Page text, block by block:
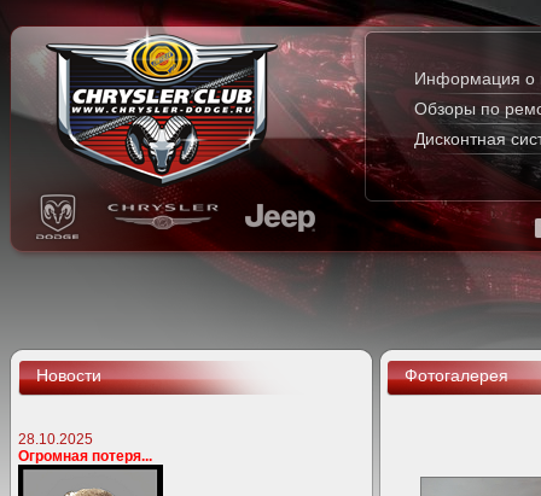
Информация о
Обзоры по
Дисконтная
Новости
28.10.2025
Огромная потеря...
Фотогалерея